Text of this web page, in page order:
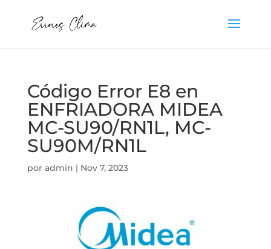
Código Error E8 en
ENFRIADORA MIDEA
MC-SU90/RN1L, MC-
SU90M/RN1L
por admin | Nov 7, 2023